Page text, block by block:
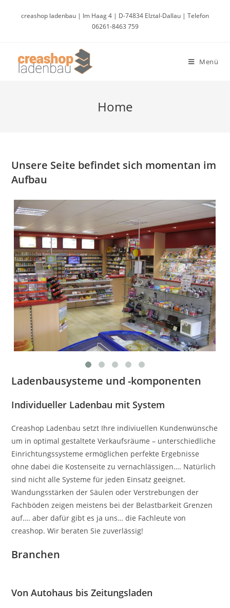
creashop ladenbau | Im Haag 4 | D-74834 Elztal-Dallau | Telefon
06261-8463 759
Menü
Home
Unsere Seite befindet sich momentan im
Aufbau
Ladenbausysteme und -komponenten
Individueller Ladenbau mit System
Creashop Ladenbau setzt Ihre indiviuellen Kundenwünsche
um in optimal gestaltete Verkaufsräume – unterschiedliche
Einrichtungssysteme ermöglichen perfekte Ergebnisse
ohne dabei die Kostenseite zu vernachlässigen…. Natürlich
sind nicht alle Systeme für jeden Einsatz geeignet.
Wandungsstärken der Säulen oder Verstrebungen der
Fachböden zeigen meistens bei der Belastbarkeit Grenzen
auf…. aber dafür gibt es ja uns… die Fachleute von
creashop. Wir beraten Sie zuverlässig!
Branchen
Von Autohaus bis Zeitungsladen